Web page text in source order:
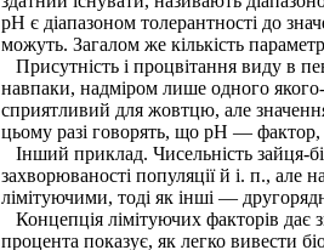
рН є діапазоном толерантності до
можуть. Загалом же кількість
Присутність і процвітання виду в
навпаки, надміром лише одного якого-
сприятливий для жовтцю, але
цьому разі говорять, що рН — фактор,
Інший приклад. Чисельність зайця-
захворюваності популяції й і. п., але
лімітуючими, тоді як інші —
Концепція лімітуючих факторів дає
процента показує, як легко вивести